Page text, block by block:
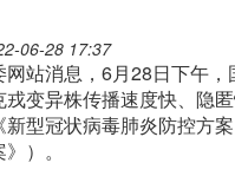
06-28 17:37
网站消息，6月28日下午
变异株传播速度快、隐
型冠状病毒肺炎防控方
）。